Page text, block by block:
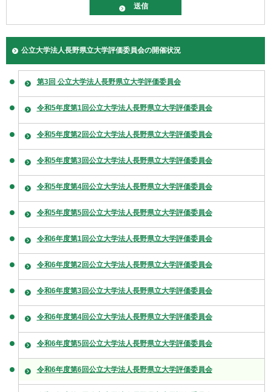
公立大学法人長野県立大学評価委員会の開催状況
第3回 公立大学法人長野県立大学評価委員会
令和5年度第1回公立大学法人長野県立大学評価委員会
令和5年度第2回公立大学法人長野県立大学評価委員会
令和5年度第3回公立大学法人長野県立大学評価委員会
令和5年度第4回公立大学法人長野県立大学評価委員会
令和5年度第5回公立大学法人長野県立大学評価委員会
令和6年度第1回公立大学法人長野県立大学評価委員会
令和6年度第2回公立大学法人長野県立大学評価委員会
令和6年度第3回公立大学法人長野県立大学評価委員会
令和6年度第4回公立大学法人長野県立大学評価委員会
令和6年度第5回公立大学法人長野県立大学評価委員会
令和6年度第6回公立大学法人長野県立大学評価委員会